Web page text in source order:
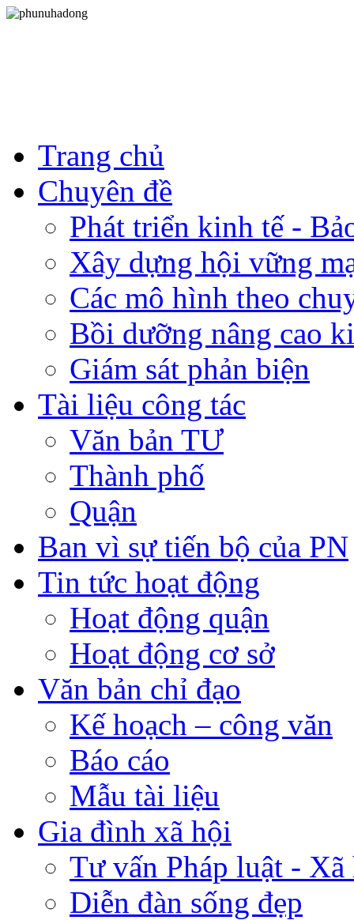
Trang chủ
Chuyên đề
Phát triển kinh tế -
Xây dựng hội vững
Các mô hình theo
Bồi dưỡng nâng cao
Giám sát phản biện
Tài liệu công tác
Văn bản TƯ
Thành phố
Quận
Ban vì sự tiến bộ của PN
Tin tức hoạt động
Hoạt động quận
Hoạt động cơ sở
Văn bản chỉ đạo
Kế hoạch – công văn
Báo cáo
Mẫu tài liệu
Gia đình xã hội
Tư vấn Pháp luật - Xã
Diễn đàn sống đẹp